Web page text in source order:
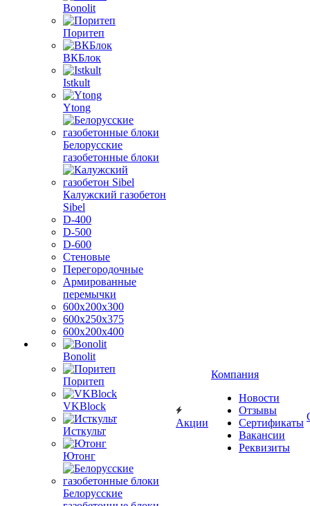
Bonolit
Поритеп
ВКБлок
Istkult
Ytong
Белорусские
газобетонные блоки
Калужский газобетон
Sibel
D-400
D-500
D-600
Стеновые
Перегородочные
Армированные
перемычки
600х200х300
600х250х375
600х200х400
Bonolit
Поритеп
VKBlock
Исткульт
Ютонг
Белорусские
Акции
Компания
Новости
Отзывы
Сертификаты
Вакансии
Реквизиты